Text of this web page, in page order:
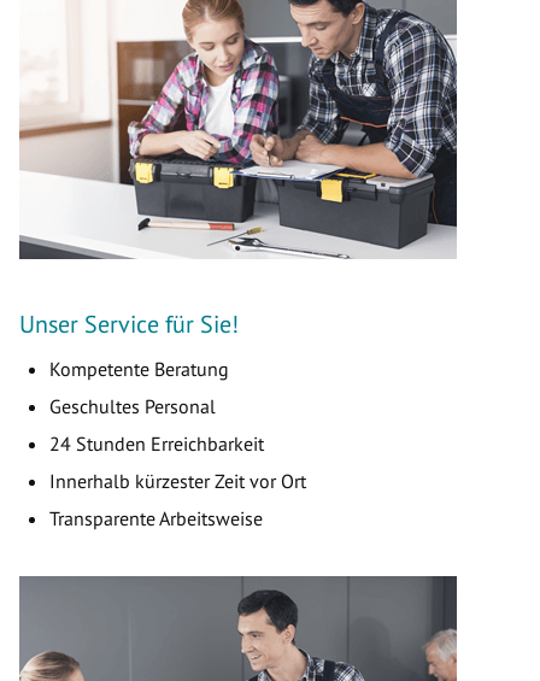
Unser Service für Sie!
Kompetente Beratung
Geschultes Personal
24 Stunden Erreichbarkeit
Innerhalb kürzester Zeit vor Ort
Transparente Arbeitsweise